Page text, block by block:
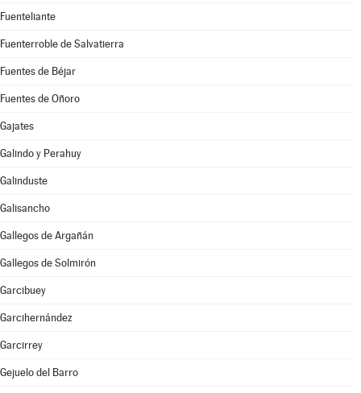
Fuenteliante
Fuenterroble de Salvatierra
Fuentes de Béjar
Fuentes de Oñoro
Gajates
Galindo y Perahuy
Galinduste
Galisancho
Gallegos de Argañán
Gallegos de Solmirón
Garcibuey
Garcihernández
Garcirrey
Gejuelo del Barro